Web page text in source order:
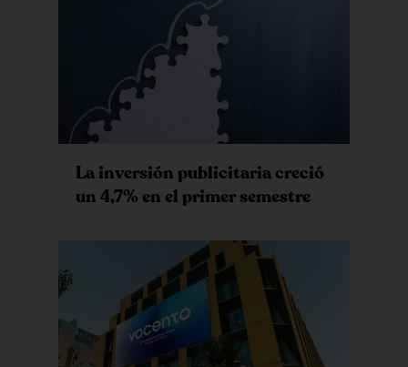
La inversión publicitaria creció
un 4,7% en el primer semestre